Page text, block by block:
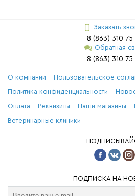
Заказать
8 (863) 310 75
Обратная
8 (863) 310 75
О компании Пользовательское
Политика конфиденциальности
Оплата Реквизиты Наши магазины
Ветеринарные клиники
ПОДПИСКА НА